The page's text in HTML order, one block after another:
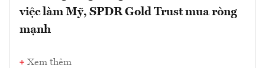
việc làm Mỹ, SPDR Gold Trust mua ròng
mạnh
Xem thêm